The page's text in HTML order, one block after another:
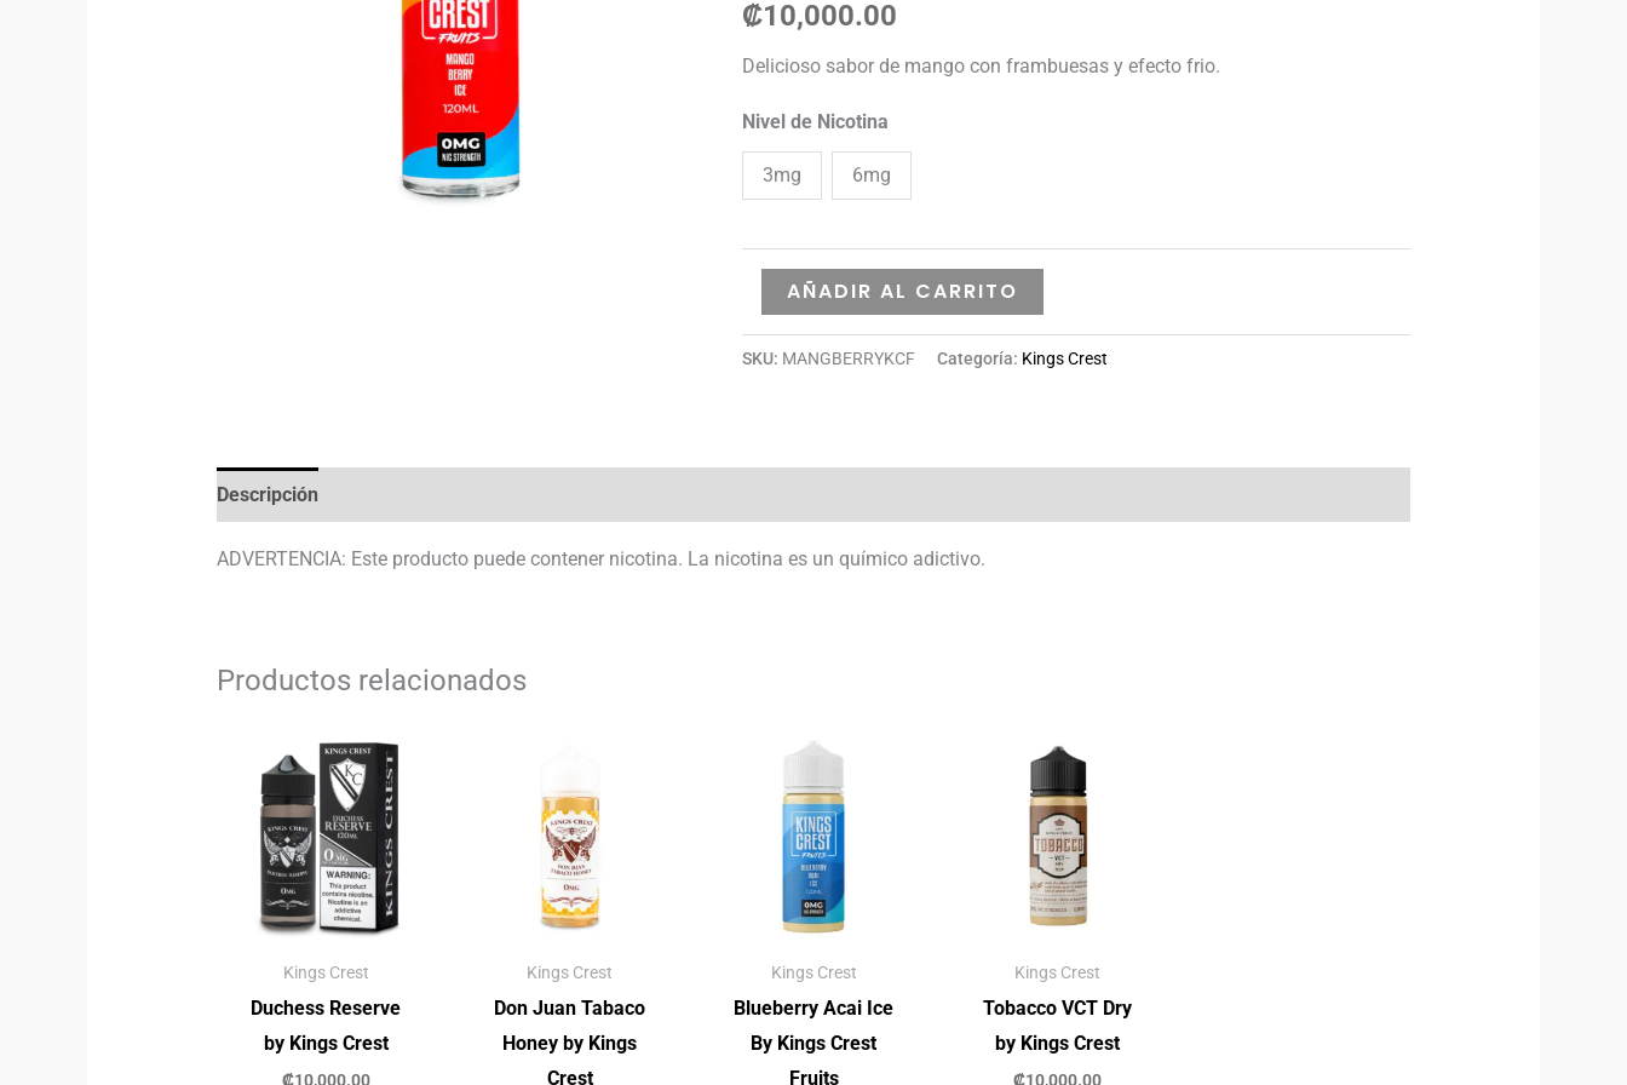
₡10,000.00
Delicioso sabor de mango con frambuesas y efecto frio.
Nivel de Nicotina
3mg 6mg
cantidad
AÑADIR AL CARRITO
SKU: MANGBERRYKCF Categoría: Kings Crest
Descripción
ADVERTENCIA: Este producto puede contener nicotina. La nicotina es un químico adictivo.
Productos relacionados
Kings Crest
Duchess Reserve
by Kings Crest
Kings Crest
Don Juan Tabaco
Honey by Kings
Crest
Kings Crest
Blueberry Acai Ice
By Kings Crest
Fruits
Kings Crest
Tobacco VCT Dry
by Kings Crest